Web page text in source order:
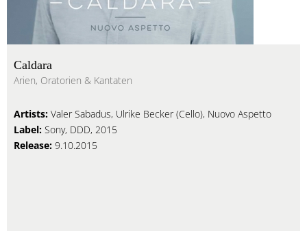
Caldara
Arien, Oratorien & Kantaten
Artists: Valer Sabadus, Ulrike Becker (Cello), Nuovo Aspetto
Label: Sony, DDD, 2015
Release: 9.10.2015